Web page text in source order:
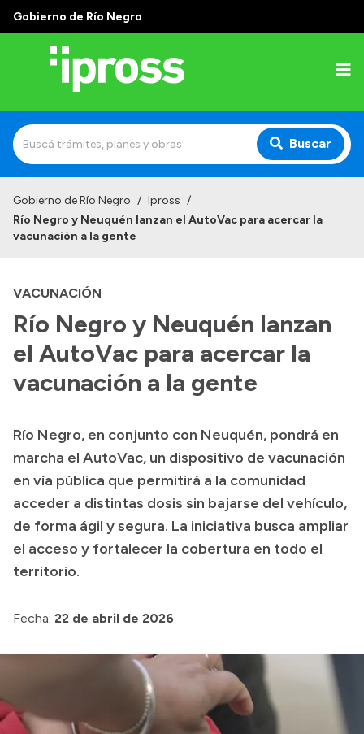
Gobierno de Río Negro
Buscar
Institucional
Autoridades
Delegaciones
Consultorios Propios
Presentación CV
Transparencia
Inversión en Salud
Licitaciones
Consulta de expedientes
Gobierno de Río Negro / Ipross /
Río Negro y Neuquén lanzan el AutoVac para acercar la
vacunación a la gente
VACUNACIÓN
Río Negro y Neuquén lanzan
el AutoVac para acercar la
vacunación a la gente
Río Negro, en conjunto con Neuquén, pondrá en
marcha el AutoVac, un dispositivo de vacunación
en vía pública que permitirá a la comunidad
acceder a distintas dosis sin bajarse del vehículo,
de forma ágil y segura. La iniciativa busca ampliar
el acceso y fortalecer la cobertura en todo el
territorio.
Fecha: 22 de abril de 2026